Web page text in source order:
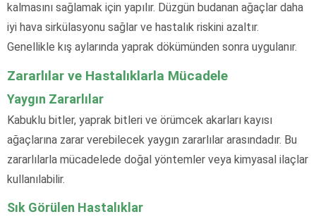
kalmasını sağlamak için yapılır. Düzgün budanan ağaçlar daha
iyi hava sirkülasyonu sağlar ve hastalık riskini azaltır.
Genellikle kış aylarında yaprak dökümünden sonra uygulanır.
Zararlılar ve Hastalıklarla Mücadele
Yaygın Zararlılar
Kabuklu bitler, yaprak bitleri ve örümcek akarları kayısı
ağaçlarına zarar verebilecek yaygın zararlılar arasındadır. Bu
zararlılarla mücadelede doğal yöntemler veya kimyasal ilaçlar
kullanılabilir.
Sık Görülen Hastalıklar